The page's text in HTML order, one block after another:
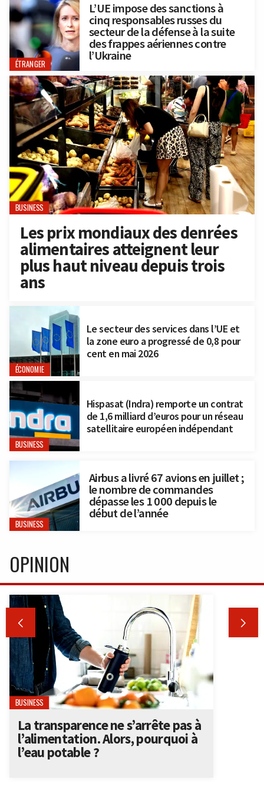
ÉTRANGER
L’UE impose des sanctions à
cinq responsables russes du
secteur de la défense à la suite
des frappes aériennes contre
l’Ukraine
BUSINESS
Les prix mondiaux des denrées
alimentaires atteignent leur
plus haut niveau depuis trois
ans
ÉCONOMIE
Le secteur des services dans l’UE et
la zone euro a progressé de 0,8 pour
cent en mai 2026
BUSINESS
Hispasat (Indra) remporte un contrat
de 1,6 milliard d’euros pour un réseau
satellitaire européen indépendant
BUSINESS
Airbus a livré 67 avions en juillet ;
le nombre de commandes
dépasse les 1 000 depuis le
début de l’année
OPINION
 
BUSINESS
La transparence ne s’arrête pas à
l’alimentation. Alors, pourquoi à
l’eau potable ?